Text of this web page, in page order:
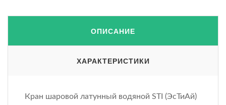
ОПИСАНИЕ
ХАРАКТЕРИСТИКИ
Кран шаровой латунный водяной STI (ЭсТиАй)